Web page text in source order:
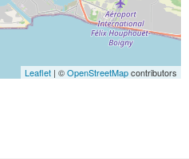
Leaflet | ©OpenStreetMapcontributors